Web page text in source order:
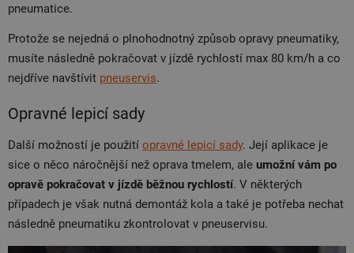
pneumatice.
Protože se nejedná o plnohodnotný způsob opravy pneumatiky,
musíte následně pokračovat v jízdě rychlostí max 80 km/h a co
nejdříve navštívit pneuservis.
Opravné lepicí sady
Další možností je použití opravné lepicí sady. Její aplikace je
sice o něco náročnější než oprava tmelem, ale umožní vám po
opravě pokračovat v jízdě běžnou rychlostí. V některých
případech je však nutná demontáž kola a také je potřeba nechat
následně pneumatiku zkontrolovat v pneuservisu.